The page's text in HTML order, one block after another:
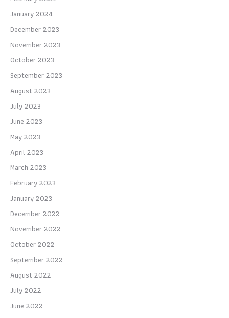
January 2024
December 2023
November 2023
October 2023
September 2023
August 2023
July 2023
June 2023
May 2023
April 2023
March 2023
February 2023
January 2023
December 2022
November 2022
October 2022
September 2022
August 2022
July 2022
June 2022